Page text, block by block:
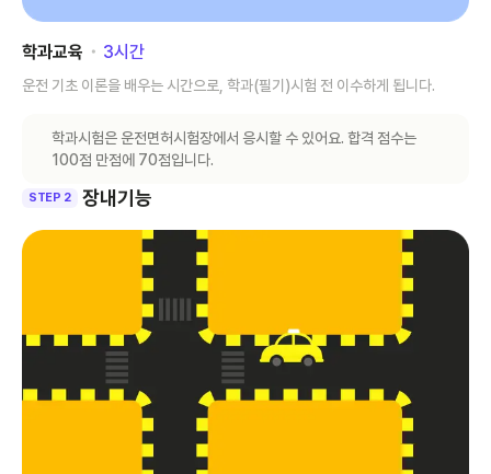
학과교육 ･ 3시간
운전 기초 이론을 배우는 시간으로, 학과(필기)시험 전 이수하게 됩니다.
학과시험은 운전면허시험장에서 응시할 수 있어요. 합격 점수는
100점 만점에 70점입니다.
STEP 2 장내기능